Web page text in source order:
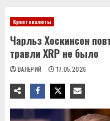
Криптовалюты
Чарльз Хоскинсон
травли XRP не было
ВАЛЕРИЙ 17.05.2026